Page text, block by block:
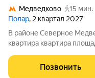
Медведково
15 мин.
Полар, 2 квартал 2027
В районе Северное
квартира квартира
расположение 17 минут
«Медведково». 8 минут
Позвонить